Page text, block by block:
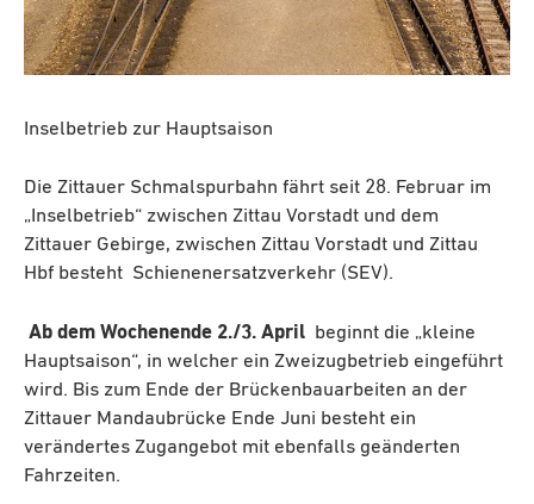
Inselbetrieb zur Hauptsaison
Die Zittauer Schmalspurbahn fährt seit 28. Februar im
„Inselbetrieb“ zwischen Zittau Vorstadt und dem
Zittauer Gebirge, zwischen Zittau Vorstadt und Zittau
Hbf besteht Schienenersatzverkehr (SEV).
Ab dem Wochenende 2./3. April beginnt die „kleine
Hauptsaison“, in welcher ein Zweizugbetrieb eingeführt
wird. Bis zum Ende der Brückenbauarbeiten an der
Zittauer Mandaubrücke Ende Juni besteht ein
verändertes Zugangebot mit ebenfalls geänderten
Fahrzeiten.